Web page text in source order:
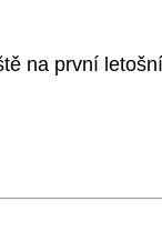
na první